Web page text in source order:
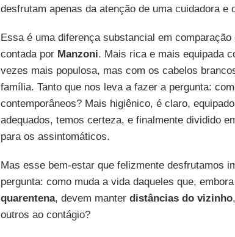
desfrutam apenas da atenção de uma cuidadora e
Essa é uma diferença substancial em comparação
contada por Manzoni. Mais rica e mais equipada
vezes mais populosa, mas com os cabelos
família. Tanto que nos leva a fazer a pergunta:
contemporâneos? Mais higiênico, é claro,
adequados, temos certeza, e finalmente dividido
para os assintomáticos.
Mas esse bem-estar que felizmente desfrutamos
pergunta: como muda a vida daqueles que,
quarentena, devem manter distâncias do vizinho
outros ao contágio?